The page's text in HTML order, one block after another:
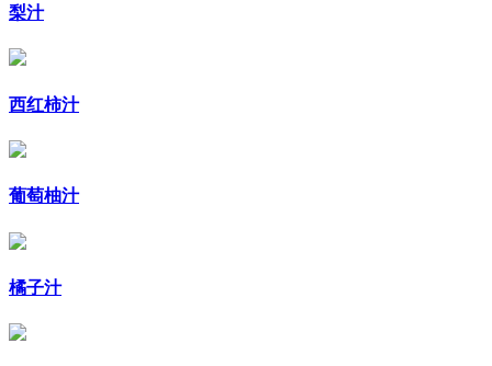
梨汁
西红柿汁
葡萄柚汁
橘子汁